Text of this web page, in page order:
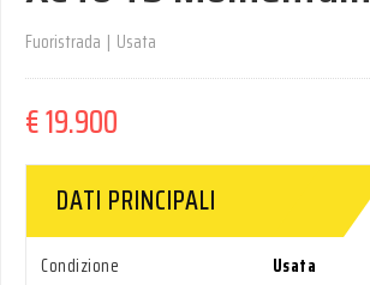
Fuoristrada | Usata
€ 19.900
DATI PRINCIPALI
Condizione
Usata